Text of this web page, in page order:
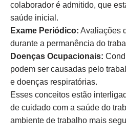
colaborador é admitido, que
saúde inicial.
Exame Periódico: Avaliações
durante a permanência do
Doenças Ocupacionais:
podem ser causadas pelo
e doenças respiratórias.
Esses conceitos estão
de cuidado com a saúde do
ambiente de trabalho mais